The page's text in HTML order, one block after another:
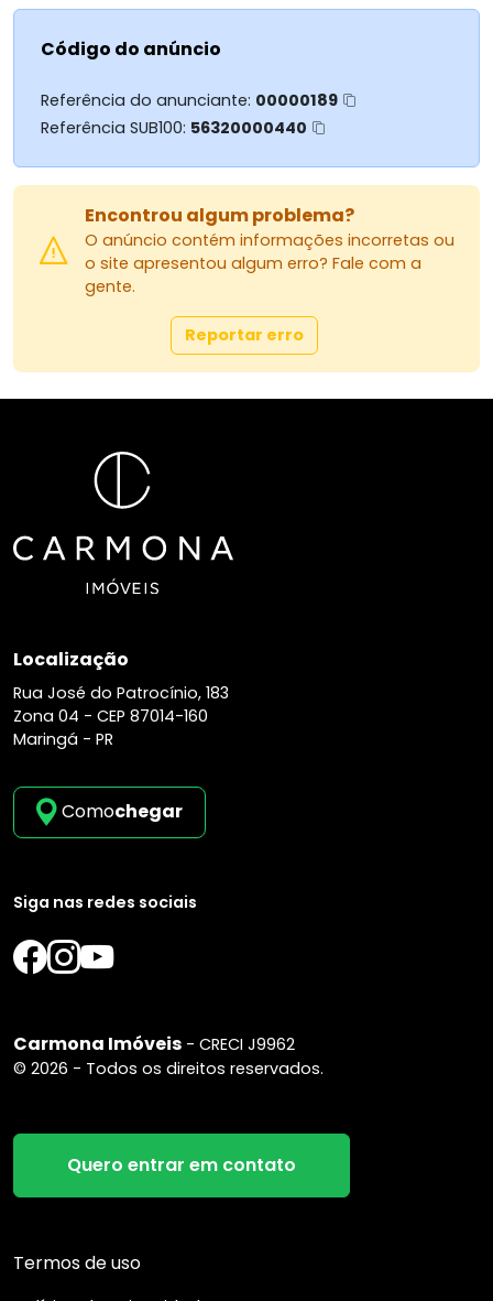
* Área ampla, ideal para construção de residência
de alto padrão
* Excelente opção para quem busca conforto,
sofisticado
* Segurança 24h, portaria e controle de acesso
* Áreas comuns com paisagismo, lazer e
convivência
Potencial de Investimento
retorno financeiro
* Ideal para projetos arquitetônicos
personalizados
Qualidade de Vida
* Ambiente tranquilo, seguro e acolhedor
* Perfeito para famílias e quem busca sossego
sem abrir mão da conveniência urbana
Agende Sua Visita
* Seu novo projeto de vida começa aqui!
Código do anúncio
Referência do anunciante: 00000189
Referência SUB100: 56320000440
Encontrou algum problema?
O anúncio contém informações incorretas ou
o site apresentou algum erro? Fale com a
gente.
Reportar erro
Localização
Rua José do Patrocínio, 183
Zona 04 - CEP 87014-160
Maringá - PR
Comochegar
Siga nas redes sociais
Carmona Imóveis - CRECI J9962
© 2026 - Todos os direitos reservados.
Quero entrar em contato
Termos de uso